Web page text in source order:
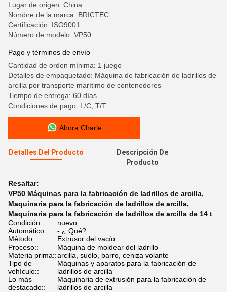
Lugar de origen: China.
Nombre de la marca: BRICTEC
Certificación: ISO9001
Número de modelo: VP50
Pago y términos de envío
Cantidad de orden mínima: 1 juego
Detalles de empaquetado: Máquina de fabricación de ladrillos de
arcilla por transporte marítimo de contenedores
Tiempo de entrega: 60 días
Condiciones de pago: L/C, T/T
Ahora Charle
Detalles Del Producto
Descripción De
Producto
Resaltar:
VP50 Máquinas para la fabricación de ladrillos de arcilla,
Maquinaria para la fabricación de ladrillos de arcilla,
Maquinaria para la fabricación de ladrillos de arcilla de 14 t
Condición::
nuevo
Automático::
- ¿ Qué?
Método::
Extrusor del vacío
Proceso::
Máquina de moldear del ladrillo
Materia prima::arcilla, suelo, barro, ceniza volante
Tipo de
vehículo::
Máquinas y aparatos para la fabricación de
ladrillos de arcilla
Lo más
destacado::
Maquinaria de extrusión para la fabricación de
ladrillos de arcilla